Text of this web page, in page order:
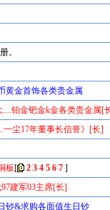
。
黄金首饰各类贵金属
铂金钯金k金各类贵金属[
一尘17年董事长信誉》[长]
板[ 2 3 4 5 6 7]
建军03主席[长]
钞&求购各面值生日钞